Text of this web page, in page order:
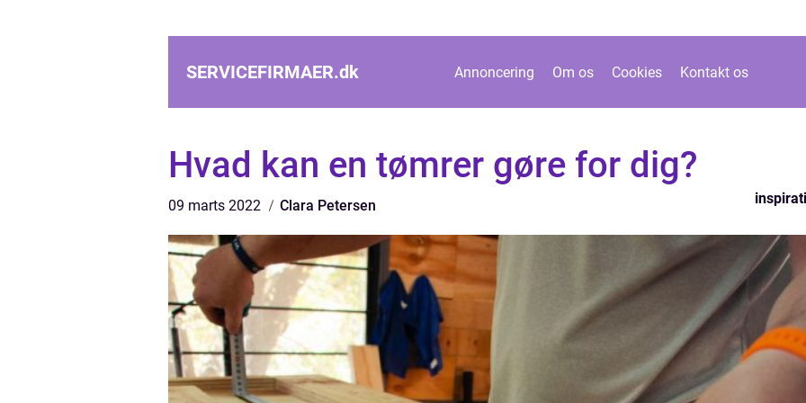
SERVICEFIRMAER.dk Annoncering Om os Cookies Kontakt os
Hvad kan en tømrer gøre for dig?
09 marts 2022 Clara Petersen